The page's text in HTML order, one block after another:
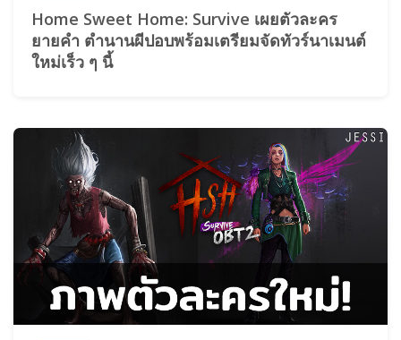
Home Sweet Home: Survive เผยตัวละคร
ยายคำ ตำนานผีปอบพร้อมเตรียมจัดทัวร์นาเมนต์
ใหม่เร็ว ๆ นี้